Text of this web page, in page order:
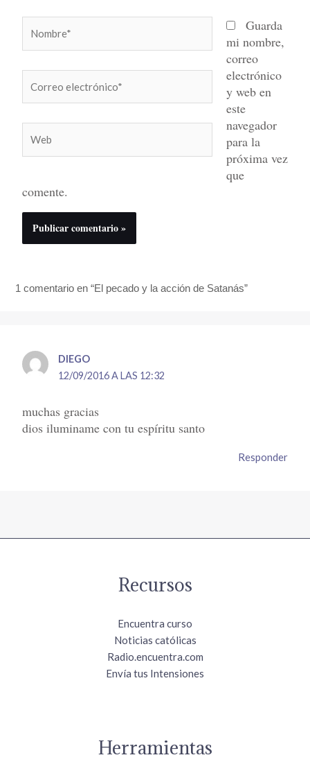
electrónico*
Guarda
mi nombre,
correo
electrónico
y web en
este
navegador
para la
próxima vez
que
comente.
1 comentario en “El pecado y la acción de Satanás”
DIEGO
12/09/2016 A LAS 12:32
muchas gracias
dios iluminame con tu espíritu santo
Responder
Recursos
Encuentra curso
Noticias católicas
Radio.encuentra.com
Envía tus Intensiones
Herramientas